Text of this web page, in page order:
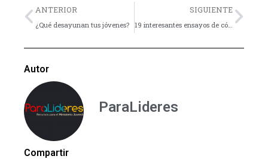
Previo
ANTERIOR
¿Qué desayunan tus jóvenes?
SIGUIENTE
19 interesantes ensayos de cómo Internet está cambiando nuestras vidas
Autor
ParaLideres
Compartir